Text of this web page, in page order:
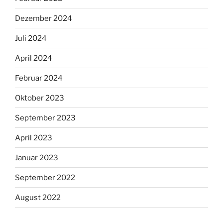
Dezember 2024
Juli 2024
April 2024
Februar 2024
Oktober 2023
September 2023
April 2023
Januar 2023
September 2022
August 2022